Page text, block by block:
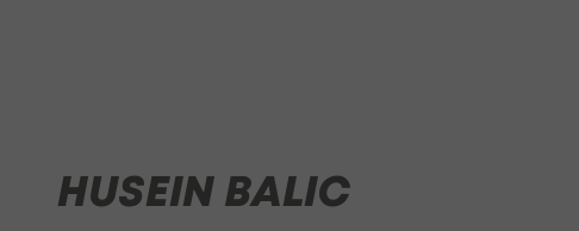
HUSEIN BALIC